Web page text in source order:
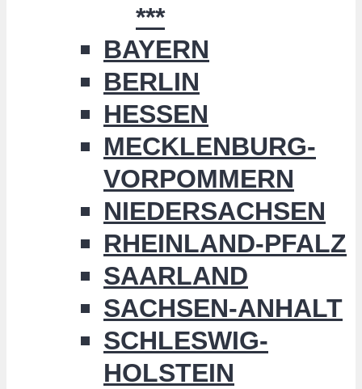
***
BAYERN
BERLIN
HESSEN
MECKLENBURG-
VORPOMMERN
NIEDERSACHSEN
RHEINLAND-PFALZ
SAARLAND
SACHSEN-ANHALT
SCHLESWIG-
HOLSTEIN